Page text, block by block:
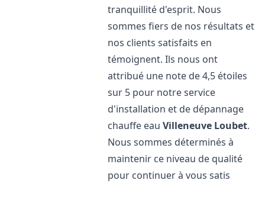
tranquillité d'esprit. Nous
sommes fiers de nos résultats et
nos clients satisfaits en
témoignent. Ils nous ont
attribué une note de 4,5 étoiles
sur 5 pour notre service
d'installation et de dépannage
chauffe eauVilleneuve Loubet.
Nous sommes déterminés à
maintenir ce niveau de qualité
pour continuer à vous satis